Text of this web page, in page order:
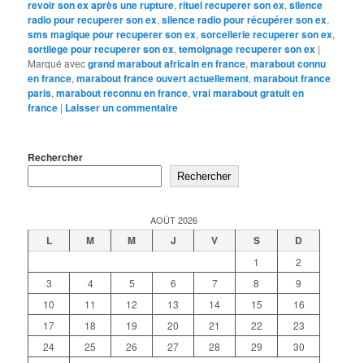
revoir son ex après une rupture,rituel recuperer son ex,silence
radio pour recuperer son ex,silence radio pour récupérer son ex,
sms magique pour recuperer son ex,sorcellerie recuperer son ex,
sortilege pour recuperer son ex,temoignage recuperer son ex |
Marqué avecgrand marabout africain en france,marabout connu
en france,marabout france ouvert actuellement,marabout france
paris,marabout reconnu en france,vrai marabout gratuit en
france | Laisser un commentaire
Rechercher
Rechercher
AOÛT 2026
L M M J V S D
1
2
3
4 5 6 7 8
9
10
11 12 13 14 15
16
17
18 19 20 21 22
23
24
25 26 27 28 29
30